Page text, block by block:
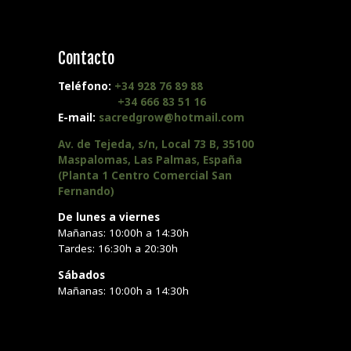
Contacto
Teléfono: +34 928 76 89 88
+34 666 83 51 16
E-mail: sacredgrow@hotmail.com
Av. de Tejeda, s/n, Local 73 B, 35100
Maspalomas, Las Palmas, España
(Planta 1 Centro Comercial San
Fernando)
De lunes a viernes
Mañanas: 10:00h a 14:30h
Tardes: 16:30h a 20:30h
Sábados
Mañanas: 10:00h a 14:30h